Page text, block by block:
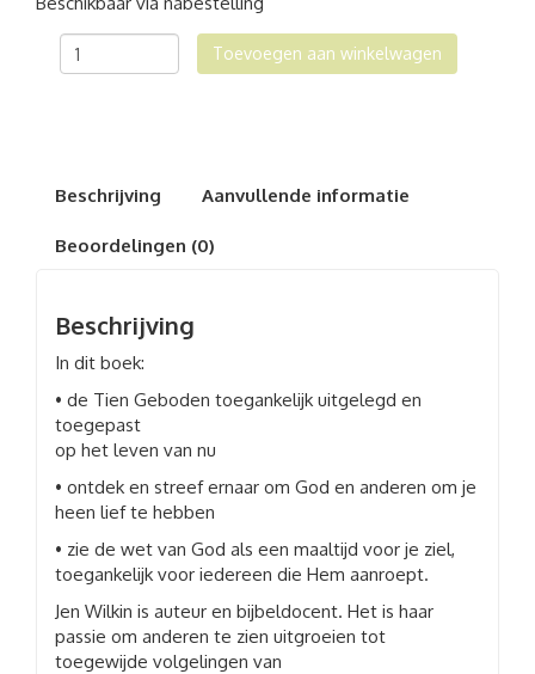
De
tien
Toevoegen aan winkelwagen
Beschrijving Aanvullende informatie
Beoordelingen (0)
Beschrijving
In dit boek:
• de Tien Geboden toegankelijk uitgelegd en
toegepast
op het leven van nu
• ontdek en streef ernaar om God en anderen om je
heen lief te hebben
• zie de wet van God als een maaltijd voor je ziel,
toegankelijk voor iedereen die Hem aanroept.
Jen Wilkin is auteur en bijbeldocent. Het is haar
passie om anderen te zien uitgroeien tot
toegewijde volgelingen van